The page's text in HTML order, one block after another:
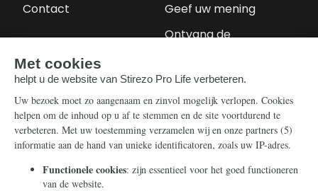
Contact
Geef uw mening
Ontvang de
Steun ons
Nieuwsbrief
Eenmalig
Maandelijks
Info
Contact
Ontvang onze
Telegram-berichten